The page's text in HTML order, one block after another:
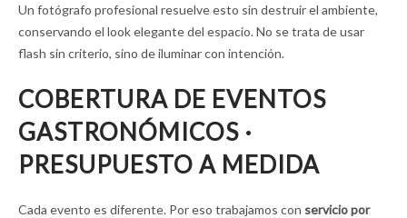
Un fotógrafo profesional resuelve esto sin destruir el ambiente,
conservando el look elegante del espacio. No se trata de usar
flash sin criterio, sino de iluminar con intención.
COBERTURA DE EVENTOS
GASTRONÓMICOS ·
PRESUPUESTO A MEDIDA
Cada evento es diferente. Por eso trabajamos con servicio por